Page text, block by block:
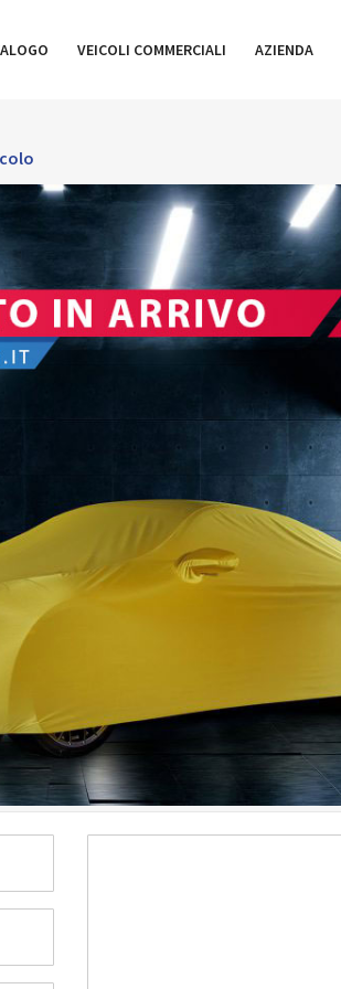
VEICOLI COMMERCIALI AZIENDA